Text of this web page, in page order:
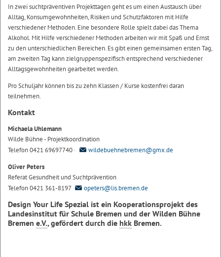
In zwei suchtpräventiven Projekttagen geht es um einen Austausch über
Alltag, Konsumgewohnheiten, Risiken und Schutzfaktoren mit Hilfe
verschiedener Methoden. Eine besondere Rolle spielt dabei das Thema
Alkohol. Mit Hilfe verschiedener Methoden arbeiten wir mit Spaß und Ernst
zu den unterschiedlichen Bereichen. Es gibt einen gemeinsamen ersten Tag,
am zweiten Tag kann zielgruppenspezifisch entsprechend verschiedener
Alltagsgewohnheiten gearbeitet werden.
Pro Schuljahr können bis zu zehn Klassen / Kurse kostenfrei daran
teilnehmen.
Kontakt
Michaela Uhlemann
Wilde Bühne - Projektkoordination
Telefon 0421 69697740 ·
wildebuehnebremen@gmx.de
Oliver Peters
Referat Gesundheit und Suchtprävention
Telefon 0421 361-8197
opeters@lis.bremen.de
Design Your Life Spezial ist ein Kooperationsprojekt des
Landesinstitut für Schule Bremen und der Wilden Bühne
Bremen e.V., gefördert durch die hkk Bremen.